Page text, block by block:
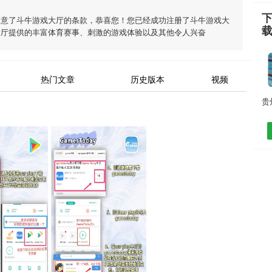
了斗牛游戏大厅的条款，恭喜您！您已经成功注册了斗牛游戏大
提供的丰富体育赛事、刺激的游戏体验以及其他令人兴奋
热门文章 历史版本 视频